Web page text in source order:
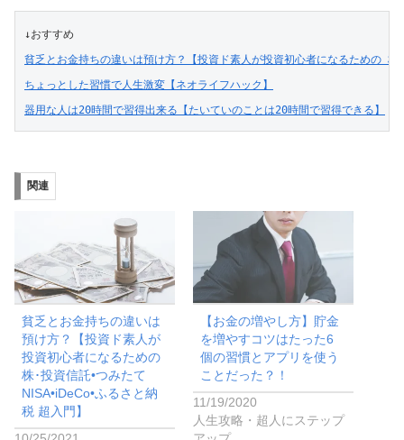
↓おすすめ
貧乏とお金持ちの違いは預け方？【投資ド素人が投資初心者になるための
ちょっとした習慣で人生激変【ネオライフハック】
器用な人は20時間で習得出来る【たいていのことは20時間で習得できる】
関連
貧乏とお金持ちの違いは
預け方？【投資ド素人が
投資初心者になるための
株･投資信託•つみたて
NISA•iDeCo•ふるさと納
税 超入門】
【お金の増やし方】貯金
を増やすコツはたった6
個の習慣とアプリを使う
ことだった？！
11/19/2020
人生攻略・超人にステップ